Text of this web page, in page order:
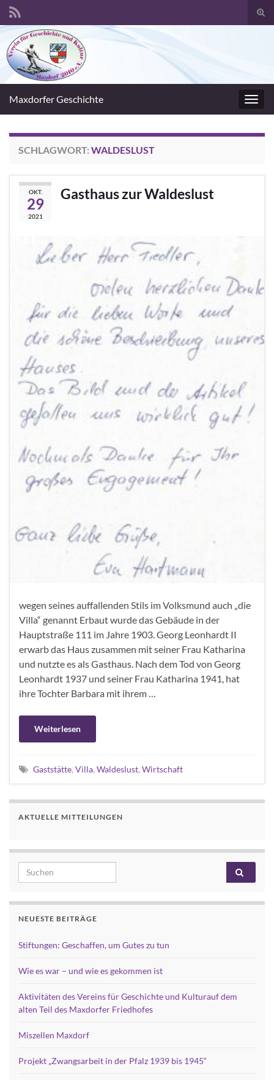
Search for:
Maxdorfer Geschichte
SCHLAGWORT: WALDESLUST
OKT.
29
2021
Gasthaus zur Waldeslust
wegen seines auffallenden Stils im Volksmund auch „die
Villa“ genannt Erbaut wurde das Gebäude in der
Hauptstraße 111 im Jahre 1903. Georg Leonhardt II
erwarb das Haus zusammen mit seiner Frau Katharina
und nutzte es als Gasthaus. Nach dem Tod von Georg
Leonhardt 1937 und seiner Frau Katharina 1941, hat
ihre Tochter Barbara mit ihrem …
Weiterlesen
Gaststätte, Villa, Waldeslust, Wirtschaft
AKTUELLE MITTEILUNGEN
Search for:
NEUESTE BEITRÄGE
Stiftungen: Geschaffen, um Gutes zu tun
Wie es war – und wie es gekommen ist
Aktivitäten des Vereins für Geschichte und Kulturauf dem
alten Teil des Maxdorfer Friedhofes
Miszellen Maxdorf
Projekt „Zwangsarbeit in der Pfalz 1939 bis 1945“